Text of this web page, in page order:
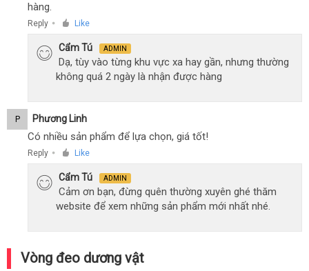
hàng.
Reply ● Like
Cẩm Tú ADMIN
Dạ, tùy vào từng khu vực xa hay gần, nhưng thường
không quá 2 ngày là nhận được hàng
P Phương Linh
Có nhiều sản phẩm để lựa chọn, giá tốt!
Reply ● Like
Cẩm Tú ADMIN
Cảm ơn bạn, đừng quên thường xuyên ghé thăm
website để xem những sản phẩm mới nhất nhé.
Vòng đeo dương vật